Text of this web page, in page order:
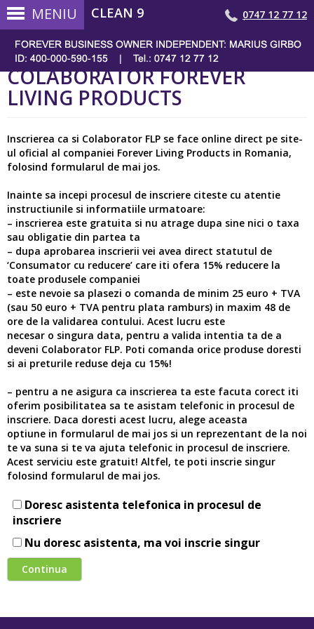
CLEAN 9 0747 12 77 12
INSCRIE-TE CA SI
COLABORATOR FOREVER
LIVING PRODUCTS
Inscrierea ca si Colaborator FLP se face online direct pe site-
ul oficial al companiei Forever Living Products in Romania,
folosind formularul de mai jos.
Inainte sa incepi procesul de inscriere citeste cu atentie
instructiunile si informatiile urmatoare:
– inscrierea este gratuita si nu atrage dupa sine nici o taxa
sau obligatie din partea ta
– dupa aprobarea inscrierii vei avea direct statutul de
‘Consumator cu reducere’ care iti ofera 15% reducere la
toate produsele companiei
– este nevoie sa plasezi o comanda de minim 25 euro + TVA
(sau 50 euro + TVA pentru plata ramburs) in maxim 48 de
ore de la validarea contului. Acest lucru este
necesar o singura data, pentru a valida intentia ta de a
deveni Colaborator FLP. Poti comanda orice produse doresti
si ai preturile reduse deja cu 15%!
– pentru a ne asigura ca inscrierea ta este facuta corect iti
oferim posibilitatea sa te asistam telefonic in procesul de
inscriere. Daca doresti acest lucru, alege aceasta
optiune in formularul de mai jos si un reprezentant de la noi
te va suna si te va ajuta telefonic in procesul de inscriere.
Acest serviciu este gratuit! Altfel, te poti inscrie singur
folosind formularul de mai jos.
Doresc asistenta telefonica in procesul de
inscriere
Nu doresc asistenta, ma voi inscrie singur
MENIU